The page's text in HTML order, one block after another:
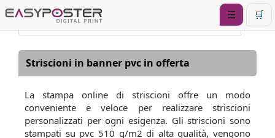
☰ 🛒
Striscioni in banner pvc in offerta
La stampa online di striscioni offre un modo
conveniente e veloce per realizzare striscioni
personalizzati per ogni esigenza. Gli striscioni sono
stampati su pvc 510 g/m2 di alta qualità, vengono